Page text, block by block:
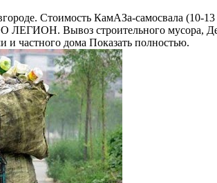
Стоимость КамАЗа-самосвала (10-
Вывоз строительного мусора,
и частного дома Показать полностью.